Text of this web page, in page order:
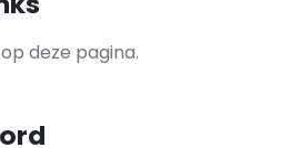
deze pagina.